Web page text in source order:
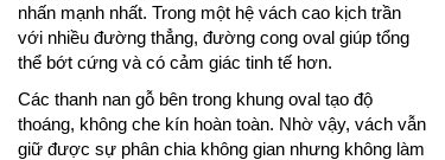
nhấn mạnh nhất. Trong một hệ vách cao kịch trần
với nhiều đường thẳng, đường cong oval giúp tổng
thể bớt cứng và có cảm giác tinh tế hơn.
Các thanh nan gỗ bên trong khung oval tạo độ
thoáng, không che kín hoàn toàn. Nhờ vậy, vách vẫn
giữ được sự phân chia không gian nhưng không làm